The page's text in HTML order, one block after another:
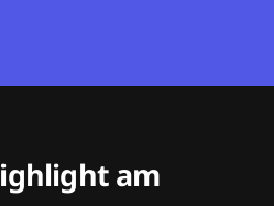
am